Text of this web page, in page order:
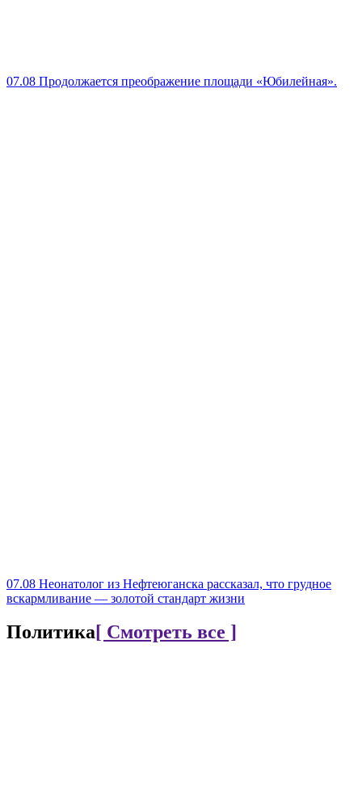
07.08 Продолжается преображение площади «Юбилейная».
07.08 Неонатолог из Нефтеюганска рассказал, что грудное
вскармливание — золотой стандарт жизни
Политика[ Смотреть все ]